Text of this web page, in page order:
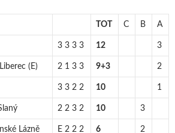
TOT C B A
3 3 3 3 12 3
(E) 2 1 3 3 9+3 2
3 3 2 2 10 1
2 2 3 2 10 3
Lázně E 2 2 2 6 2